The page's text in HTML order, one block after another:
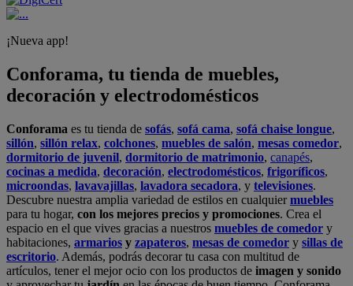
¡Nueva app!
Conforama, tu tienda de muebles,
decoración y electrodomésticos
Conforama es tu tienda de sofás, sofá cama, sofá chaise longue,
sillón, sillón relax, colchones, muebles de salón, mesas comedor,
dormitorio de juvenil, dormitorio de matrimonio, canapés,
cocinas a medida, decoración, electrodomésticos, frigoríficos,
microondas, lavavajillas, lavadora secadora, y televisiones.
Descubre nuestra amplia variedad de estilos en cualquiermuebles
para tu hogar, con los mejores precios y promociones. Crea el
espacio en el que vives gracias a nuestros muebles de comedor y
habitaciones, armarios y zapateros, mesas de comedor y sillas de
escritorio. Además, podrás decorar tu casa con multitud de
artículos, tener el mejor ocio con los productos de imagen y sonido